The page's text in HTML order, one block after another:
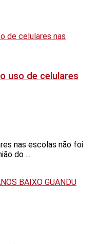
uso de celulares
nas escolas não foi
do ...